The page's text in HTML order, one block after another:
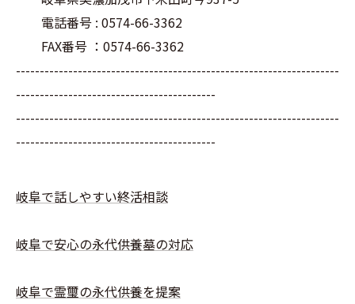
電話番号 : 0574-66-3362
FAX番号 ：0574-66-3362
--------------------------------------------------------------------
------------------------------------------
--------------------------------------------------------------------
------------------------------------------
岐阜で話しやすい終活相談
岐阜で安心の永代供養墓の対応
岐阜で霊璽の永代供養を提案